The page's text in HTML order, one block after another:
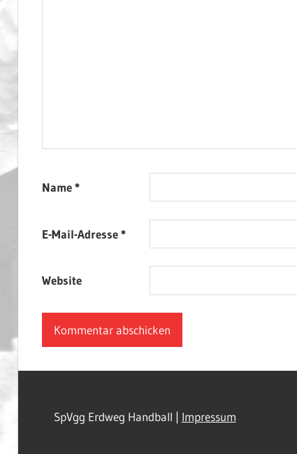
Name*
E-Mail-Adresse*
Website
SpVgg Erdweg Handball | Impressum